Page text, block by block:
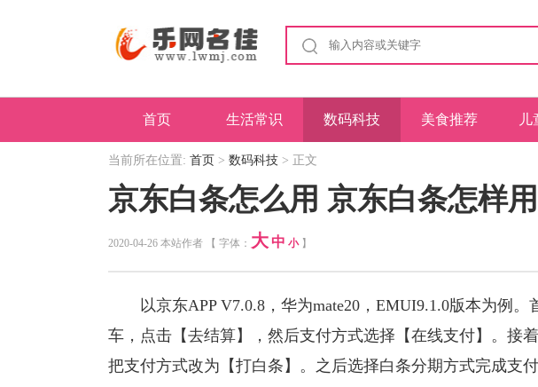
首页 生活常识 数码科技 美食推荐 儿
当前所在位置: 首页 > 数码科技 > 正文
京东白条怎么用 京东白条怎样用
2020-04-26 本站作者 【 字体： 大 中 小】
以京东APP V7.0.8，华为mate20，EMUI9.1.0版本为例。
车，点击【去结算】，然后支付方式选择【在线支付】。接
把支付方式改为【打白条】。之后选择白条分期方式完成支付